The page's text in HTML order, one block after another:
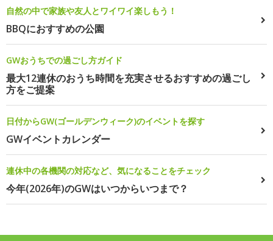
自然の中で家族や友人とワイワイ楽しもう！
BBQにおすすめの公園
GWおうちでの過ごし方ガイド
最大12連休のおうち時間を充実させるおすすめの過ごし
方をご提案
日付からGW(ゴールデンウィーク)のイベントを探す
GWイベントカレンダー
連休中の各機関の対応など、気になることをチェック
今年(2026年)のGWはいつからいつまで？